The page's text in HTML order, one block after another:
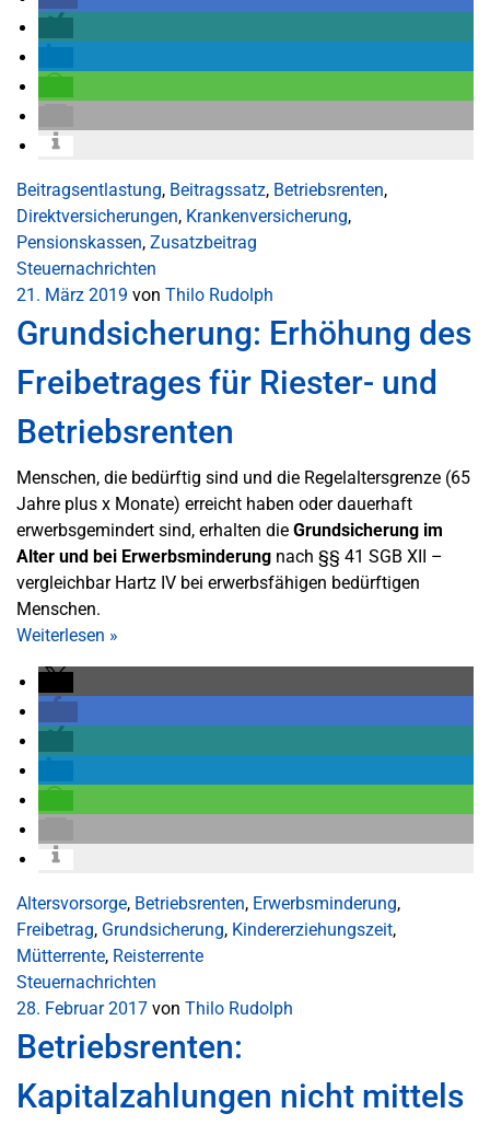
Beitragsentlastung, Beitragssatz, Betriebsrenten,
Direktversicherungen, Krankenversicherung,
Pensionskassen, Zusatzbeitrag
Steuernachrichten
21. März 2019 von Thilo Rudolph
Grundsicherung: Erhöhung des
Freibetrages für Riester- und
Betriebsrenten
Menschen, die bedürftig sind und die Regelaltersgrenze (65
Jahre plus x Monate) erreicht haben oder dauerhaft
erwerbsgemindert sind, erhalten die Grundsicherung im
Alter und bei Erwerbsminderung nach §§ 41 SGB XII –
vergleichbar Hartz IV bei erwerbsfähigen bedürftigen
Menschen.
Weiterlesen »
Altersvorsorge, Betriebsrenten, Erwerbsminderung,
Freibetrag, Grundsicherung, Kindererziehungszeit,
Mütterrente, Reisterrente
Steuernachrichten
28. Februar 2017 von Thilo Rudolph
Betriebsrenten:
Kapitalzahlungen nicht mittels